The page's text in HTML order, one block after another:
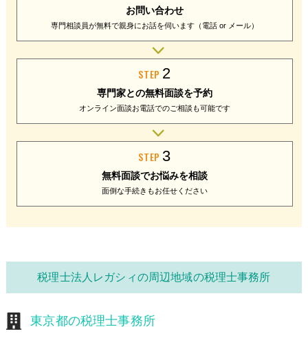
お問い合わせ
専門相談員が無料で親身にお話を伺います（電話 or メール）
STEP 2
専門家との無料面談を予約
オンライン面談お電話でのご相談も可能です
STEP 3
無料面談でお悩みを相談
面倒な手続きもお任せください
税理士法人レガシィの周辺地域の税理士事務所
東京都の税理士事務所